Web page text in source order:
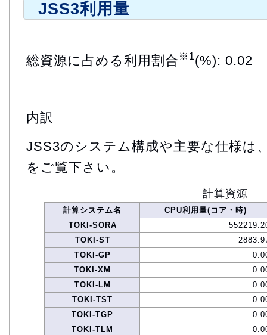
JSS3利用量
総資源に占める利用割合 ※1 (%): 0.02
内訳
JSS3のシステム構成や主要な仕様は
をご覧下さい。
計算資源
計算システム名
CPU利用量(コア・時)
TOKI-SORA
TOKI-ST
TOKI-GP
TOKI-XM
TOKI-LM
TOKI-TST
TOKI-TGP
TOKI-TLM